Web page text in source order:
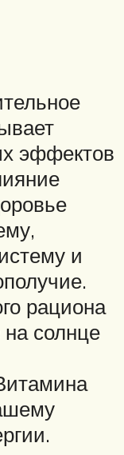
эффектов
и
рациона
солнце